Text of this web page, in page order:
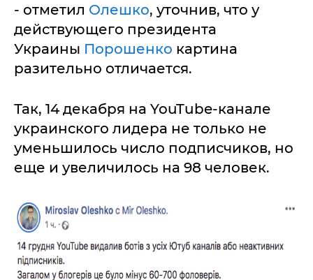
- отметил Олешко, уточнив, что у
действующего президента
Украины Порошенко картина
разительно отличается.
Так, 14 декабря на YouTube-канале
украинского лидера не только не
уменьшилось число подписчиков, но
еще и увеличилось на 98 человек.